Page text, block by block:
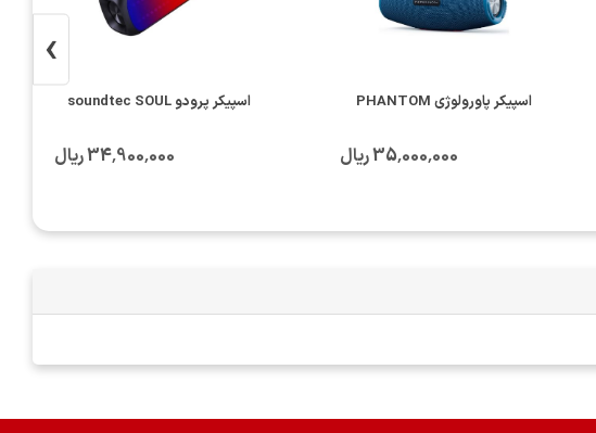
اسپیکر پاورولوژی PHANTOM
35٬000٬000 ریال
اسپیکر پرودو soundtec SOUL
34٬900٬000 ریال
›